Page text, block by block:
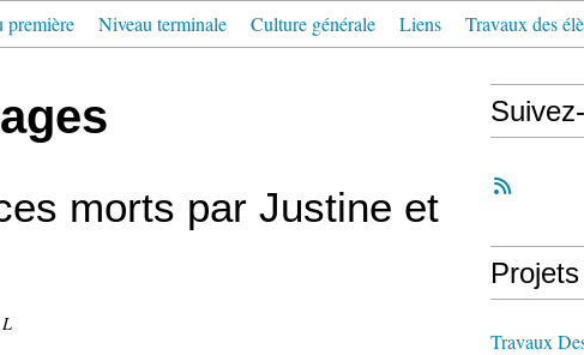
première Niveau terminale Culture générale Liens Travaux des
morts par Justine et
Travaux